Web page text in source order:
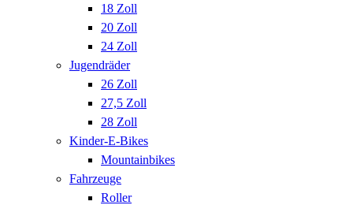
18 Zoll
20 Zoll
24 Zoll
Jugendräder
26 Zoll
27,5 Zoll
28 Zoll
Kinder-E-Bikes
Mountainbikes
Fahrzeuge
Roller